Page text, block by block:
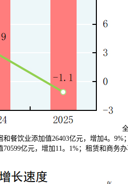
餐饮业添加值26403亿元，增加4。9%
亿元，增加11。1%；租赁和商务